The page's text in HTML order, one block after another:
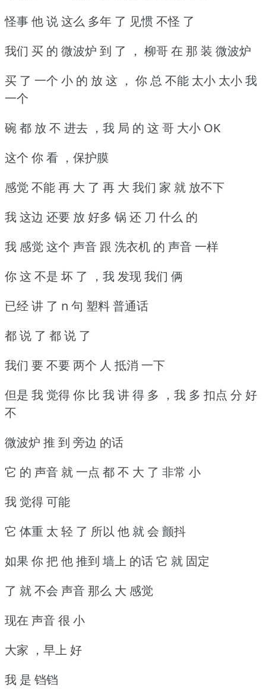
怪事 他 说 这么 多年 了 见惯 不怪 了
我们 买 的 微波炉 到 了 ， 柳哥 在 那 装 微波炉
买 了 一个 小 的 放 这 ， 你 总 不能 太小 太小 我
一个
碗 都 放 不 进去 ，我 局 的 这 哥 大小 OK
这个 你 看 ，保护膜
感觉 不能 再 大 了 再 大 我们 家 就 放不下
我 这边 还要 放 好多 锅 还 刀 什么 的
我 感觉 这个 声音 跟 洗衣机 的 声音 一样
你 这 不是 坏 了 ，我 发现 我们 俩
已经 讲 了 n 句 塑料 普通话
都 说 了 都 说 了
我们 要 不要 两个 人 抵消 一下
但是 我 觉得 你 比 我 讲 得 多 ，我 多 扣点 分 好
不
微波炉 推 到 旁边 的话
它 的 声音 就 一点 都 不 大 了 非常 小
我 觉得 可能
它 体重 太 轻 了 所以 他 就 会 颤抖
如果 你 把 他 推到 墙上 的话 它 就 固定
了 就 不会 声音 那么 大 感觉
现在 声音 很 小
大家 ，早上 好
我 是 铛铛